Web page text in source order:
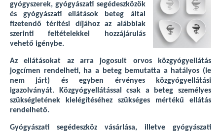
gyógyszerek, gyógyászati segédeszközök
és gyógyászati ellátások beteg által
fizetendő térítési díjához az alábbiak
szerinti feltételekkel hozzájárulás
vehető igénybe.
Az ellátásokat az arra jogosult orvos közgyógyellátás
jogcímen rendelheti, ha a beteg bemutatta a hatályos (le
nem járt) és egyben érvényes közgyógyellátási
igazolványát. Közgyógyellátással csak a beteg személyes
szükségletének kielégítéséhez szükséges mértékű ellátás
rendelhető.
Gyógyászati segédeszköz vásárlása, illetve gyógyászati